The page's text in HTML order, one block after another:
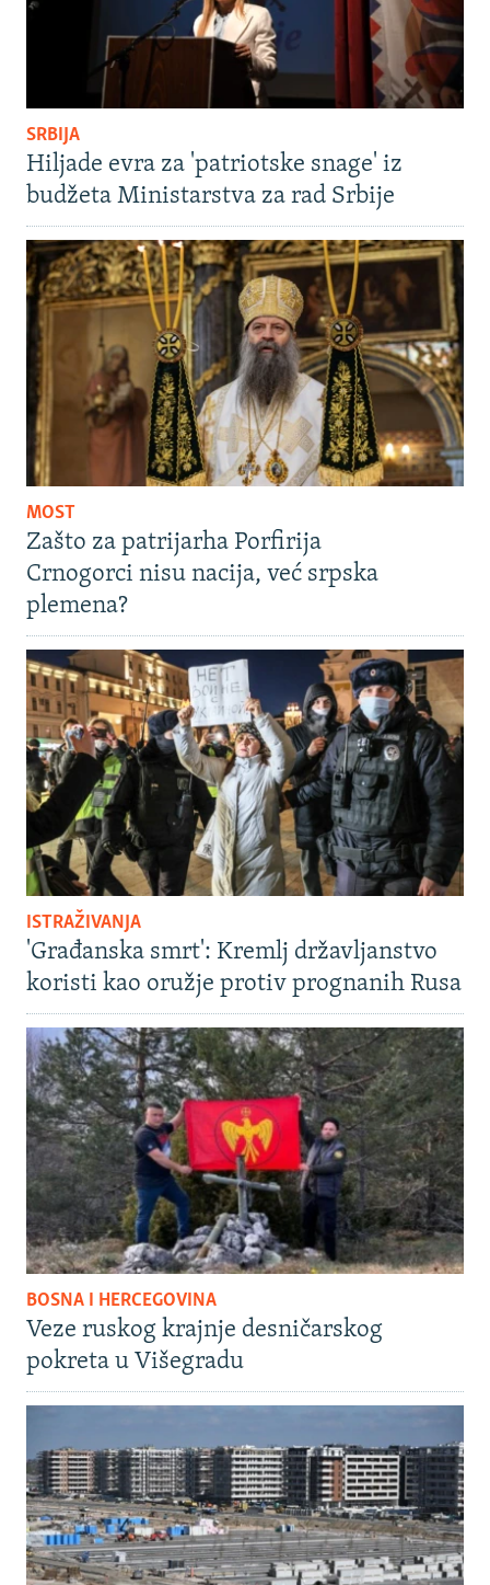
SRBIJA
Hiljade evra za 'patriotske snage' iz
budžeta Ministarstva za rad Srbije
MOST
Zašto za patrijarha Porfirija
Crnogorci nisu nacija, već srpska
plemena?
ISTRAŽIVANJA
'Građanska smrt': Kremlj državljanstvo
koristi kao oružje protiv prognanih Rusa
BOSNA I HERCEGOVINA
Veze ruskog krajnje desničarskog
pokreta u Višegradu